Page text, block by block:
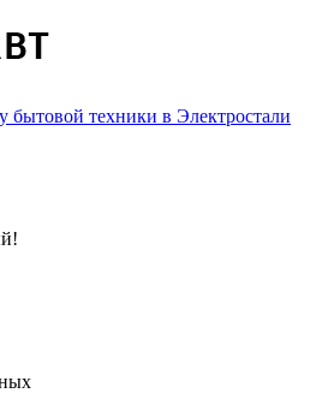
бытовой техники в Электростали